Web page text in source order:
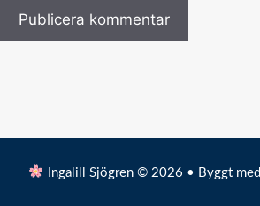
Ingalill Sjögren © 2026 • Byggt med